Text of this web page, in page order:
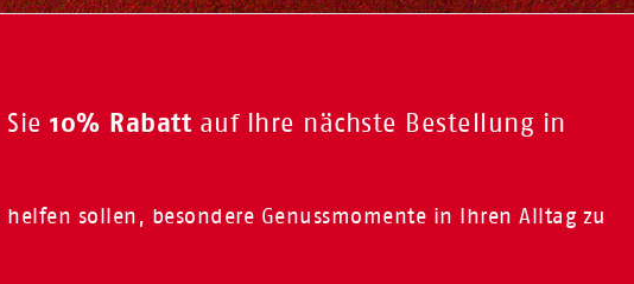
10% Rabattauf Ihre nächste Bestellung in
sollen, besondere Genussmomente in Ihren Alltag zu